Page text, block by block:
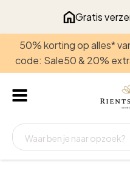
Gratis
50% korting op alles*
code: Sale50 & 20%
Recent
bekeken